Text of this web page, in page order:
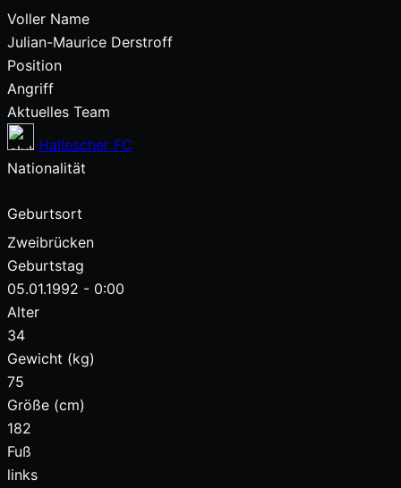
Voller Name
Julian-Maurice Derstroff
Position
Angriff
Aktuelles Team
Hallescher FC
Nationalität
Geburtsort
Zweibrücken
Geburtstag
05.01.1992 - 0:00
Alter
34
Gewicht (kg)
75
Größe (cm)
182
Fuß
links